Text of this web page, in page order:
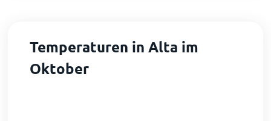
Temperaturen in Alta im
Oktober